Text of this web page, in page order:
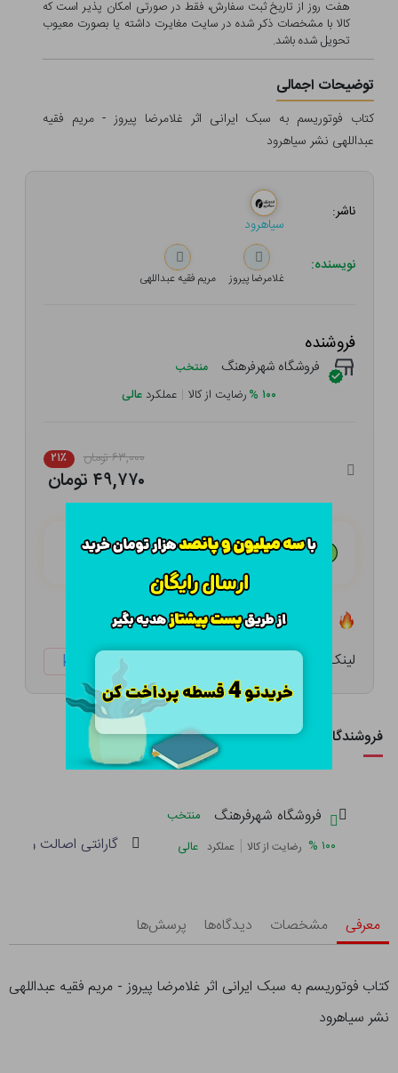
هفت روز از تاریخ ثبت سفارش، فقط در صورتی امکان پذیر است که
کالا با مشخصات ذکر شده در سایت مغایرت داشته یا بصورت معيوب
تحویل شده باشد.
توضیحات اجمالی
کتاب فوتوریسم به سبک ایرانی اثر غلامرضا پیروز - مریم فقیه
عبداللهی نشر سیاهرود
ناشر:
سیاهرود
نویسنده:
غلامرضا پیروز مریم فقیه عبداللهی
فروشنده
فروشگاه شهرفرهنگ منتخب
۱۰۰ %رضایت از کالا | عملکرد عالی
۶۳,۰۰۰ تومان ۲۱٪
۴۹,۷۷۰ تومان
هـر قسط با تــرب‌پــی:۱۲,۴۴۳ تومان
لینک کوتاه: ketabtala.com/sbp-29993
فروشندگان این کالا
فروشگاه شهرفرهنگ
منتخب
۱۰۰ % رضایت از کالا | عملکرد عالی گارانتی اصالت و
معرفی مشخصات دیدگاه‌ها پرسش‌ها
کتاب فوتوریسم به سبک ایرانی اثر غلامرضا پیروز - مریم فقیه عبداللهی
نشر سیاهرود